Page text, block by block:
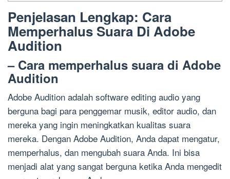
Penjelasan Lengkap: Cara
Memperhalus Suara Di Adobe
Audition
– Cara memperhalus suara di Adobe
Audition
Adobe Audition adalah software editing audio yang
berguna bagi para penggemar musik, editor audio, dan
mereka yang ingin meningkatkan kualitas suara
mereka. Dengan Adobe Audition, Anda dapat mengatur,
memperhalus, dan mengubah suara Anda. Ini bisa
menjadi alat yang sangat berguna ketika Anda mengedit